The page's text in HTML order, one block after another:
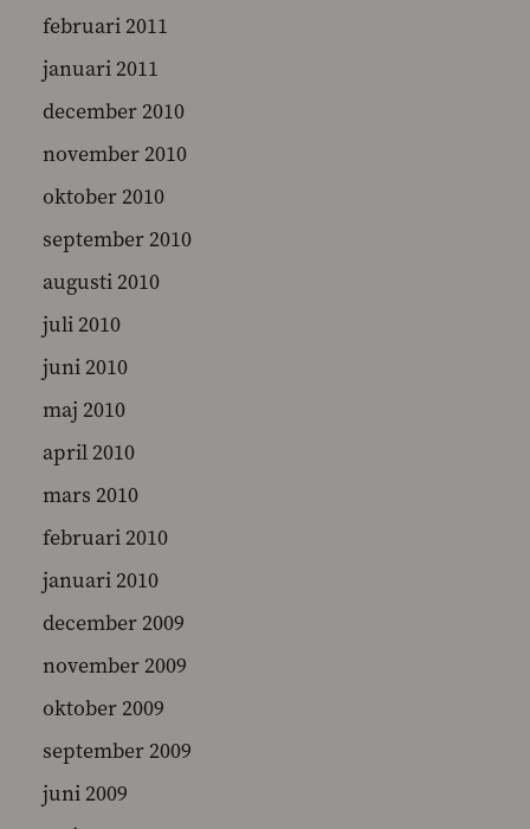
februari 2011
januari 2011
december 2010
november 2010
oktober 2010
september 2010
augusti 2010
juli 2010
juni 2010
maj 2010
april 2010
mars 2010
februari 2010
januari 2010
december 2009
november 2009
oktober 2009
september 2009
juni 2009